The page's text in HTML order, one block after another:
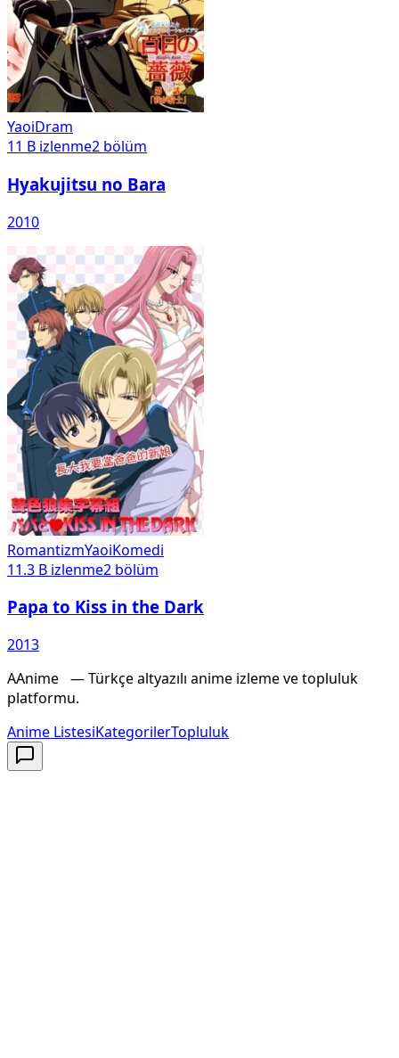
YaoiDram
11 B izlenme2 bölüm
Hyakujitsu no Bara
2010
RomantizmYaoiKomedi
11.3 B izlenme2 bölüm
Papa to Kiss in the Dark
2013
AAnime — Türkçe altyazılı anime izleme ve topluluk
platformu.
Anime ListesiKategorilerTopluluk